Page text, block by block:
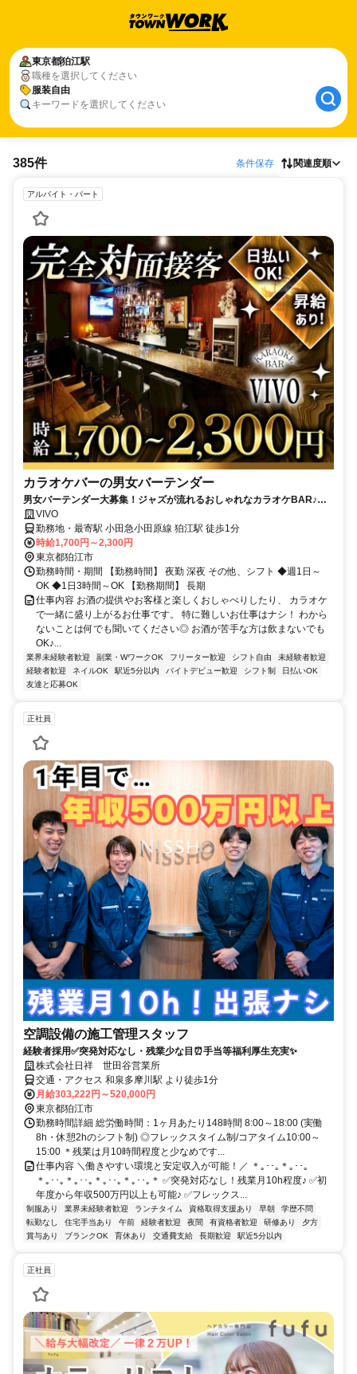
東京都狛江駅
職種を選択してください
服装自由
キーワードを選択してください
385件 条件保存 関連度順
アルバイト・パート
カラオケバーの男女バーテンダー
男女バーテンダー大募集！ジャズが流れるおしゃれなカラオケBAR♪私
服で勤務OK/楽しく働ける環境/良客層
VIVO
勤務地・最寄駅 小田急小田原線 狛江駅 徒歩1分
時給1,700円～2,300円
東京都狛江市
勤務時間・期間 【勤務時間】 夜勤 深夜 その他、シフト ◆週1日～
OK ◆1日3時間～OK 【勤務期間】 長期
仕事内容 お酒の提供やお客様と楽しくおしゃべりしたり、 カラオケ
で一緒に盛り上がるお仕事です。 特に難しいお仕事はナシ！ わから
ないことは何でも聞いてください◎ お酒が苦手な方は飲まないでも
OK♪...
業界未経験者歓迎 副業・WワークOK フリーター歓迎 シフト自由
未経験者歓迎
経験者歓迎
ネイルOK 駅近5分以内 バイトデビュー歓迎 シフト制
日払いOK
友達と応募OK
正社員
空調設備の施工管理スタッフ
経験者採用✅突発対応なし・残業少な目⏰手当等福利厚生充実✨
株式会社日祥 世田谷営業所
交通・アクセス 和泉多摩川駅 より徒歩1分
月給303,222円～520,000円
東京都狛江市
勤務時間詳細 総労働時間：1ヶ月あたり148時間 8:00～18:00 (実働
8h・休憩2hのシフト制) ◎フレックスタイム制/コアタイム10:00～
15:00 ＊残業は月10時間程度と少なめです...
仕事内容 ＼働きやすい環境と安定収入が可能！／ ＊｡･･｡＊｡･･｡
＊｡･･｡＊｡･･｡＊｡･･｡＊｡･･｡＊ ✅突発対応なし！残業月10h程度♪ ✅初
年度から年収500万円以上も可能♪ ✅フレックス...
制服あり 業界未経験者歓迎 ランチタイム 資格取得支援あり 早朝
学歴不問
転勤なし
住宅手当あり 午前 経験者歓迎 夜間 有資格者歓迎 研修あり
夕方
賞与あり
ブランクOK 育休あり 交通費支給 長期歓迎 駅近5分以内
正社員